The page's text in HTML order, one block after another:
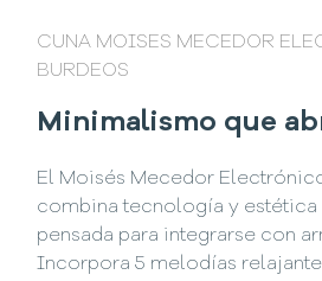
CUNA MOISES MECEDOR
BURDEOS
Minimalismo que
El Moisés Mecedor
combina tecnología y estética
pensada para integrarse con
Incorpora 5 melodías